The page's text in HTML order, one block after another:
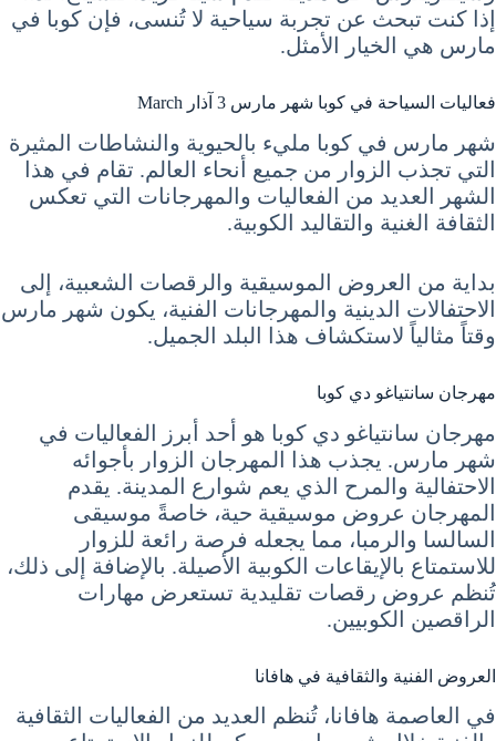
إذا كنت تبحث عن تجربة سياحية لا تُنسى، فإن كوبا في
مارس هي الخيار الأمثل.
فعاليات السياحة في كوبا شهر مارس 3 آذار March
شهر مارس في كوبا مليء بالحيوية والنشاطات المثيرة
التي تجذب الزوار من جميع أنحاء العالم. تقام في هذا
الشهر العديد من الفعاليات والمهرجانات التي تعكس
الثقافة الغنية والتقاليد الكوبية.
بداية من العروض الموسيقية والرقصات الشعبية، إلى
الاحتفالات الدينية والمهرجانات الفنية، يكون شهر مارس
وقتاً مثالياً لاستكشاف هذا البلد الجميل.
مهرجان سانتياغو دي كوبا
مهرجان سانتياغو دي كوبا هو أحد أبرز الفعاليات في
شهر مارس. يجذب هذا المهرجان الزوار بأجوائه
الاحتفالية والمرح الذي يعم شوارع المدينة. يقدم
المهرجان عروض موسيقية حية، خاصةً موسيقى
السالسا والرمبا، مما يجعله فرصة رائعة للزوار
للاستمتاع بالإيقاعات الكوبية الأصيلة. بالإضافة إلى ذلك،
تُنظم عروض رقصات تقليدية تستعرض مهارات
الراقصين الكوبيين.
العروض الفنية والثقافية في هافانا
في العاصمة هافانا، تُنظم العديد من الفعاليات الثقافية